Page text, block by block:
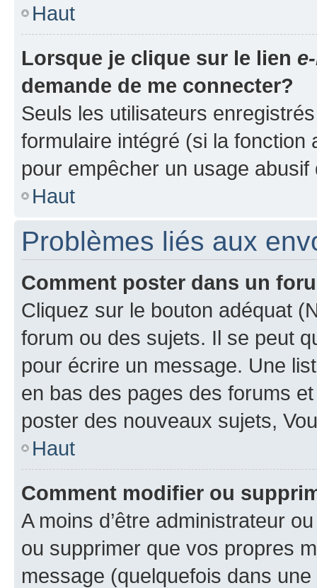
Haut
Lorsque je clique sur le lien
demande de me connecter?
Seuls les utilisateurs
formulaire intégré (si la fonction
pour empêcher un usage
Haut
Problèmes liés aux
Comment poster dans un
Cliquez sur le bouton adéquat
forum ou des sujets. Il se peut
pour écrire un message. Une
en bas des pages des forums
poster des nouveaux sujets,
Haut
Comment modifier ou
A moins d’être administrateur
ou supprimer que vos propres
message (quelquefois dans